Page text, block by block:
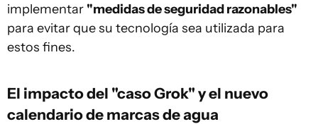
implementar "medidas de seguridad razonables"
para evitar que su tecnología sea utilizada para
estos fines.
El impacto del "caso Grok" y el nuevo
calendario de marcas de agua